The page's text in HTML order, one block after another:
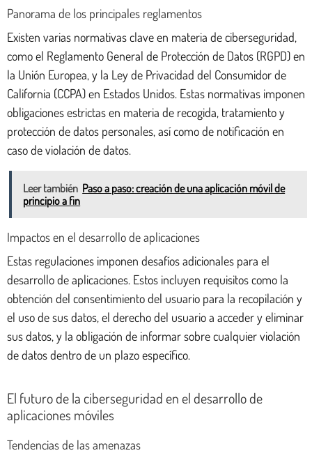
Panorama de los principales reglamentos
Existen varias normativas clave en materia de ciberseguridad,
como el Reglamento General de Protección de Datos (RGPD) en
la Unión Europea, y la Ley de Privacidad del Consumidor de
California (CCPA) en Estados Unidos. Estas normativas imponen
obligaciones estrictas en materia de recogida, tratamiento y
protección de datos personales, así como de notificación en
caso de violación de datos.
Leer también Paso a paso: creación de una aplicación móvil de
principio a fin
Impactos en el desarrollo de aplicaciones
Estas regulaciones imponen desafíos adicionales para el
desarrollo de aplicaciones. Estos incluyen requisitos como la
obtención del consentimiento del usuario para la recopilación y
el uso de sus datos, el derecho del usuario a acceder y eliminar
sus datos, y la obligación de informar sobre cualquier violación
de datos dentro de un plazo específico.
El futuro de la ciberseguridad en el desarrollo de
aplicaciones móviles
Tendencias de las amenazas